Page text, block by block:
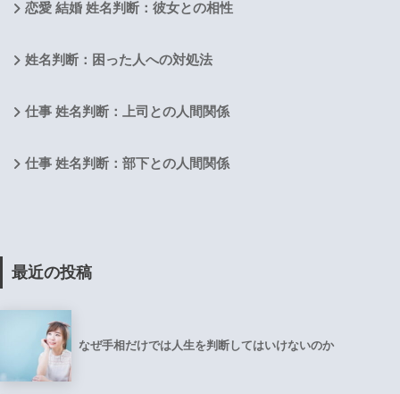
恋愛 結婚 姓名判断：彼女との相性
姓名判断：困った人への対処法
仕事 姓名判断：上司との人間関係
仕事 姓名判断：部下との人間関係
最近の投稿
なぜ手相だけでは人生を判断してはいけないのか